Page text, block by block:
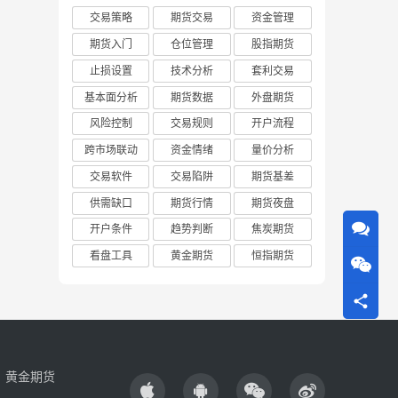
交易策略 期货交易
资金管理
期货入门
仓位管理
股指期货
止损设置
技术分析
套利交易
基本面分析
期货数据
外盘期货
风险控制
交易规则
开户流程
跨市场联动
资金情绪
量价分析
交易软件
交易陷阱
期货基差
供需缺口
期货行情
期货夜盘
开户条件
趋势判断
焦炭期货
看盘工具
黄金期货 恒指期货
黄金期货